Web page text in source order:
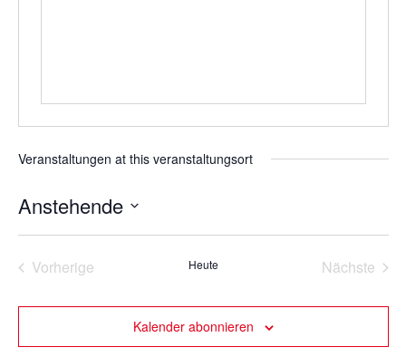
Veranstaltungen at this veranstaltungsort
Anstehende
wählen.
VorherigeVeranstaltungenHeute Nächste
Kalender abonnieren